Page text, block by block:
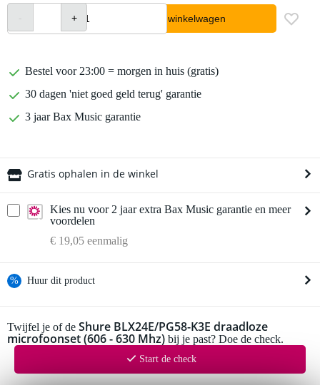
In winkelwagen
Bestel voor 23:00 = morgen in huis (gratis)
30 dagen 'niet goed geld terug' garantie
3 jaar Bax Music garantie
Gratis ophalen in de winkel
Kies nu voor 2 jaar extra Bax Music garantie en meer
voordelen
€ 19,05 eenmalig
% Huur dit product
Huur dit product al vanaf 27 euro per maand
Huur meerdere producten tegelijk: min. € 300,- en max.
thuisbezorgd of op te halen in de winkel
Al na 4 maanden maandelijks opzegbaar
Twijfel je of de Shure BLX24E/PG58-K3E draadloze
microfoonset (606 - 630 Mhz) bij je past? Doe de check.
Start de check